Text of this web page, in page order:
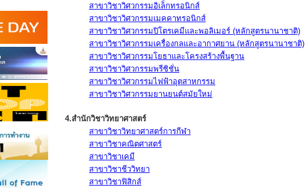
สาขาวิชาวิศวกรรมอิเล็กทรอนิกส์
สาขาวิชาวิศวกรรมเมคคาทรอนิกส์
สาขาวิชาวิศวกรรมปิโตรเคมีและพอลิเมอร์ (หลักสูตรนานาชาติ)
สาขาวิชาวิศวกรรมเครื่องกลและอากาศยาน (หลักสูตรนานาชาติ)
สาขาวิชาวิศวกรรมโยธาและโครงสร้างพื้นฐาน
สาขาวิชาวิศวกรรมพรีซิชั่น
สาขาวิชาวิศวกรรมไฟฟ้าอุตสาหกรรม
สาขาวิชาวิศวกรรมยานยนต์สมัยใหม่
4.สำนักวิชาวิทยาศาสตร์
สาขาวิชาวิทยาศาสตร์การกีฬา
สาขาวิชาคณิตศาสตร์
สาขาวิชาเคมี
สาขาวิชาชีววิทยา
สาขาวิชาฟิสิกส์